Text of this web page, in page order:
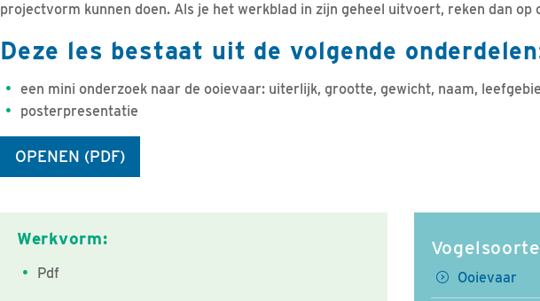
projectvorm kunnen doen. Als je het werkblad in zijn geheel uitvoert, reken dan op
Deze les bestaat uit de volgende
een mini onderzoek naar de ooievaar: uiterlijk, grootte, gewicht, naam,
posterpresentatie
OPENEN (PDF)
Werkvorm:
Pdf Ooievaar